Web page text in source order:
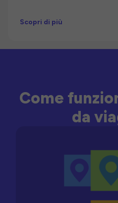
Scopri di più
Come
da